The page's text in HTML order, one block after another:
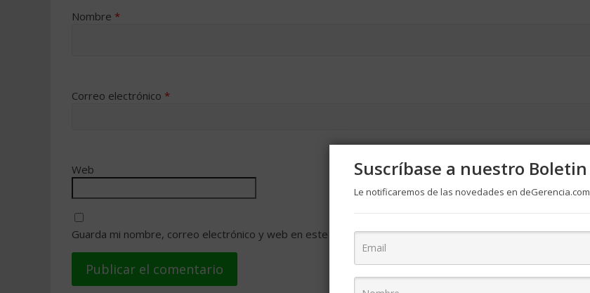
Nombre *
Correo electrónico *
Web
Guarda mi nombre, correo electrónico y web en este navegador para la próxima vez que comente.
Suscríbase a nuestro Boletin
Le notificaremos de las novedades en deGerencia.com